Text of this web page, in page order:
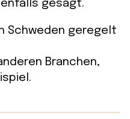
gesagt.
Schweden geregelt
Branchen,